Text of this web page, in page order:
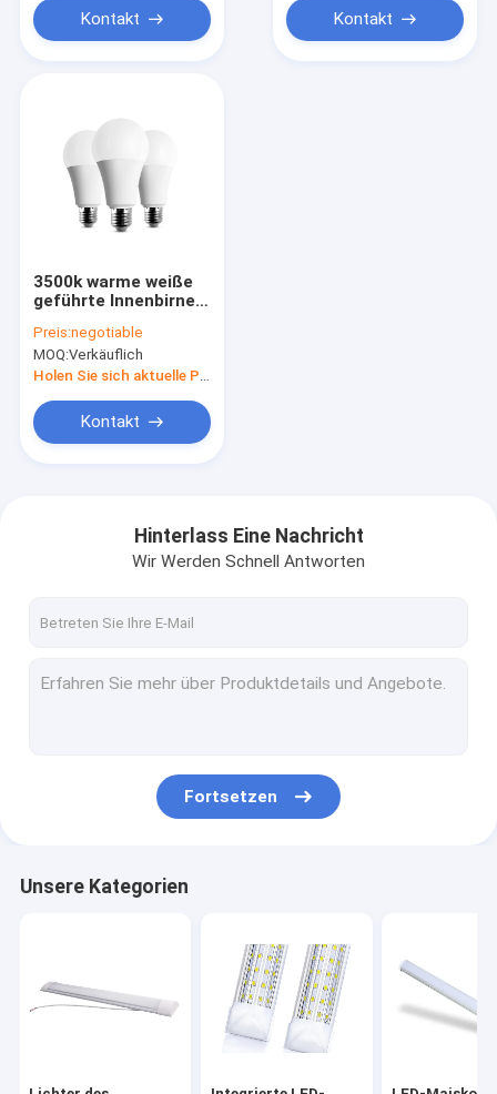
Kontakt Kontakt
3500k warme weiße
geführte Innenbirne
E27 B22
Preis:negotiable
MOQ:Verkäuflich
Holen Sie sich aktuelle Preis
Kontakt
Hinterlass Eine Nachricht
Wir Werden Schnell Antworten
Fortsetzen
Unsere Kategorien